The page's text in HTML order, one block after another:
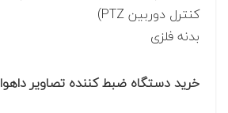
کنترل دوربین PTZ)
بدنه فلزی
خرید دستگاه ضبط کننده تصاویر داهوا